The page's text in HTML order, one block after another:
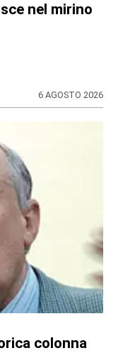
nel mirino
6 AGOSTO 2026
colonna